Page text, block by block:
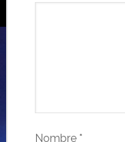
Nombre *